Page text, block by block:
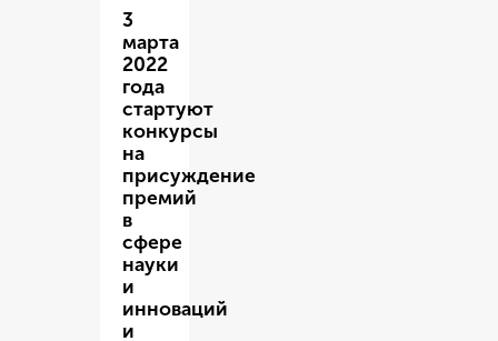
3
марта
2022
года
стартуют
конкурсы
на
присуждение
премий
в
сфере
науки
и
инноваций
и